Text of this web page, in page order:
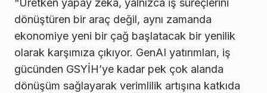
“Üretken yapay zekâ, yalnızca iş süreçlerini
dönüştüren bir araç değil, aynı zamanda
ekonomiye yeni bir çağ başlatacak bir yenilik
olarak karşımıza çıkıyor. GenAI yatırımları, iş
gücünden GSYİH’ye kadar pek çok alanda
dönüşüm sağlayarak verimlilik artışına katkıda